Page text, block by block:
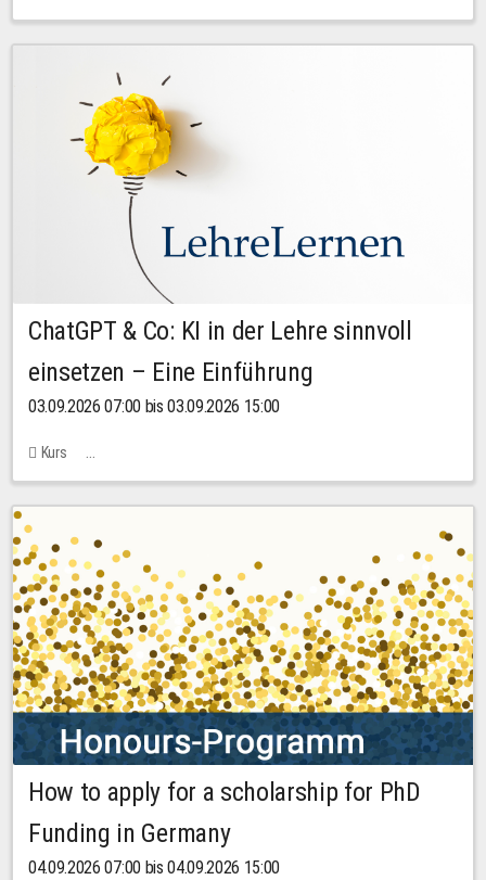
Keine freien Plätze
30,00 EUR
ChatGPT & Co: KI in der Lehre sinnvoll
einsetzen – Eine Einführung
03.09.2026 07:00 bis 03.09.2026 15:00
Kurs
Bachstraße 18k - SR 102 (Seminarraum Servicestelle LehreLernen)
How to apply for a scholarship for PhD
Funding in Germany
04.09.2026 07:00 bis 04.09.2026 15:00